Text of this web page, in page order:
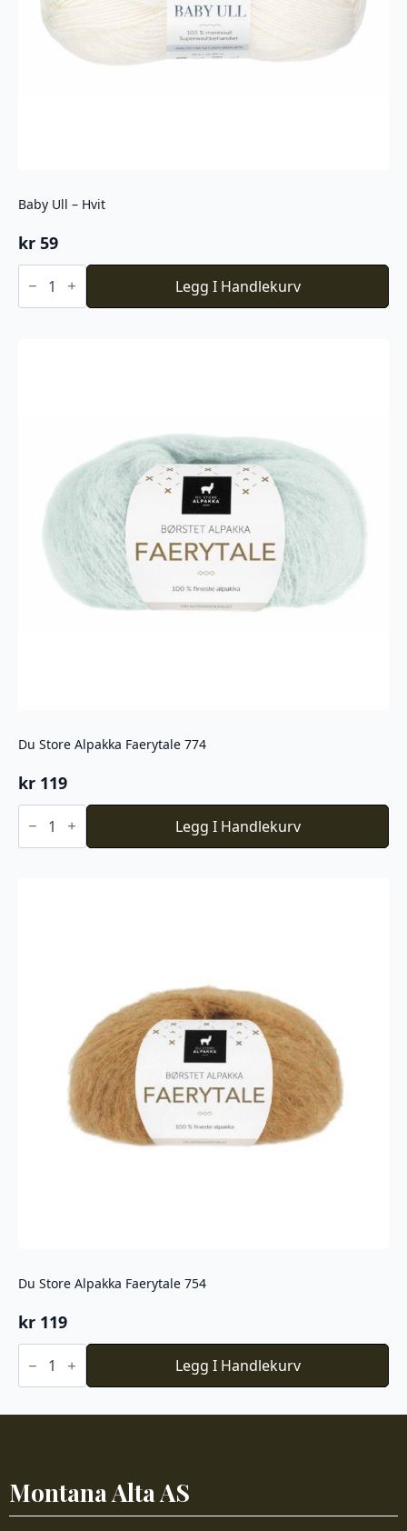
Baby Ull – Hvit
kr 59
Baby
Ull
Hvit
Legg I Handlekurv
Du Store Alpakka Faerytale 774
kr 119
Du
Store
Faerytale
Legg I Handlekurv
Du Store Alpakka Faerytale 754
kr 119
Du
Store
Faerytale
Legg I Handlekurv
Montana Alta AS